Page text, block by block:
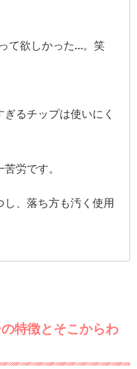
て欲しかった…。笑
るチップは使いにく
労です。
、落ち方も汚く使用
特徴とそこからわ